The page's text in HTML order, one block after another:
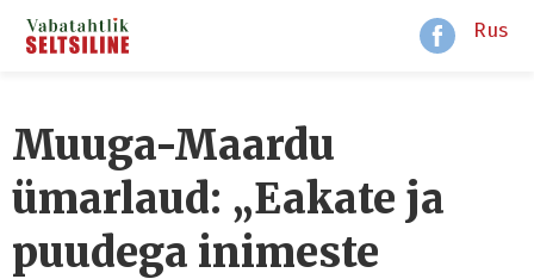
Rus
Muuga-Maardu
ümarlaud: „Eakate ja
puudega inimeste